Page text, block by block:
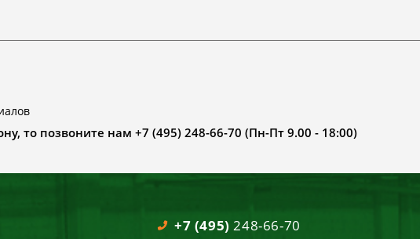
то позвоните нам +7 (495) 248-66-70 (Пн-Пт 9.00 - 18:00)
+7 (495) 248-66-70